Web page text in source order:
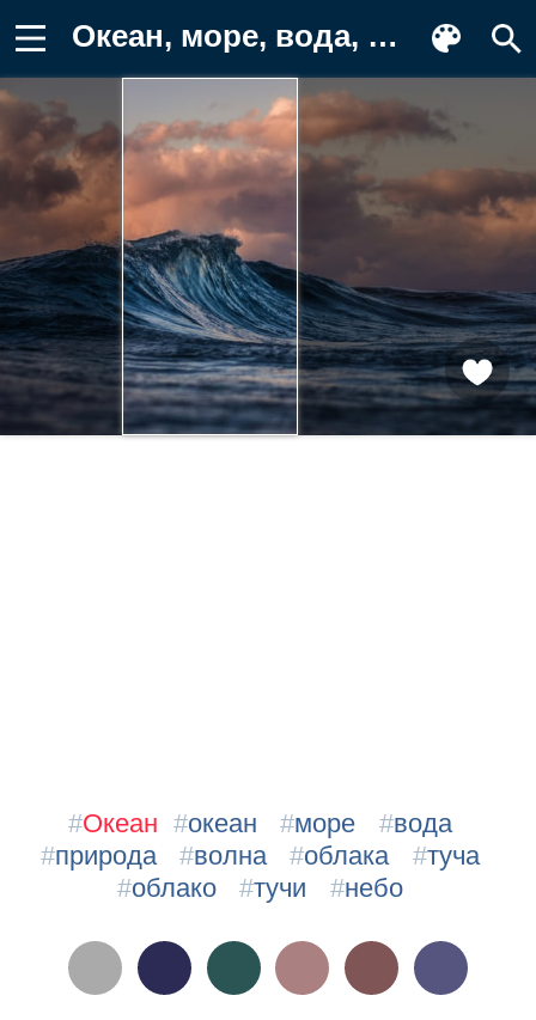
Океан, море, вода, природа, волна Картинка для телефона
#Океан #океан #море #вода
#природа #волна #облака #туча
#облако #тучи #небо